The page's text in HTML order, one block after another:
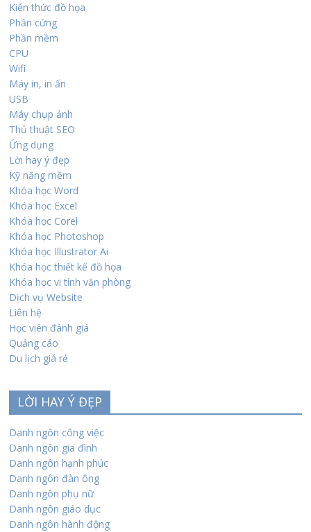
Kiến thức đồ họa
Phần cứng
Phần mềm
CPU
Wifi
Máy in, in ấn
USB
Máy chụp ảnh
Thủ thuật SEO
Ứng dụng
Lời hay ý đẹp
Kỹ năng mềm
Khóa học Word
Khóa học Excel
Khóa học Corel
Khóa học Photoshop
Khóa học Illustrator Ai
Khóa học thiết kế đồ họa
Khóa học vi tính văn phòng
Dịch vụ Website
Liên hệ
Học viên đánh giá
Quảng cáo
Du lịch giá rẻ
LỜI HAY Ý ĐẸP
Danh ngôn công việc
Danh ngôn gia đình
Danh ngôn hạnh phúc
Danh ngôn đàn ông
Danh ngôn phụ nữ
Danh ngôn giáo dục
Danh ngôn hành động